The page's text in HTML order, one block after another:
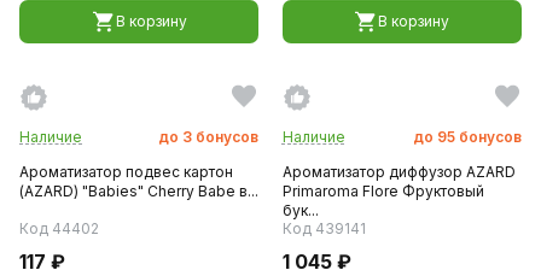
В корзину В корзину
Наличие до 3 бонусов
Ароматизатор подвес картон
(AZARD) "Babies" Cherry Babe в...
Код 44402
117 ₽
Наличие до 95 бонусов
Ароматизатор диффузор AZARD
Primaroma Flore Фруктовый
бук...
Код 439141
1 045 ₽